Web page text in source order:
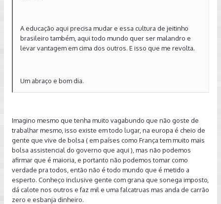
A educação aqui precisa mudar e essa cultura de jeitinho
brasileiro também, aqui todo mundo quer ser malandro e
levar vantagem em cima dos outros. E isso que me revolta.
Um abraço e bom dia.
Imagino mesmo que tenha muito vagabundo que não goste de
trabalhar mesmo, isso existe em todo lugar, na europa é cheio de
gente que vive de bolsa ( em países como França tem muito mais
bolsa assistencial do governo que aqui ), mas não podemos
afirmar que é maioria, e portanto não podemos tomar como
verdade pra todos, então não é todo mundo que é metido a
esperto. Conheço inclusive gente com grana que sonega imposto,
dá calote nos outros e faz mil e uma falcatruas mas anda de carrão
zero e esbanja dinheiro.